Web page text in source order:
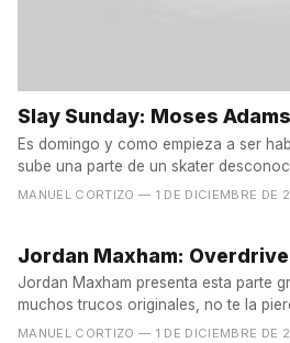
Slay Sunday: Moses Adams
Es domingo y como empieza a ser
sube una parte de un skater
youtube....
MANUEL CORTIZO — 1 DE DICIEMBRE DE
Jordan Maxham: Overdrive
Jordan Maxham presenta esta parte
MANUEL CORTIZO — 1 DE DICIEMBRE DE